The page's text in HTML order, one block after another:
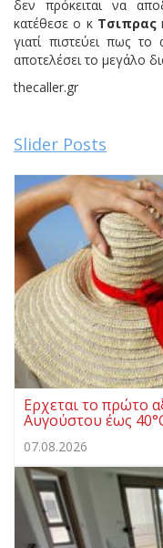
δεν πρόκειται να
κατέθεσε ο κ Τσιπρας
γιατί πιστεύει πως
αποτελέσει το μεγάλο
thecaller.gr
Slider Posts
Ερχεται το πρώτο
Αυγούστου έως
07.08.2026